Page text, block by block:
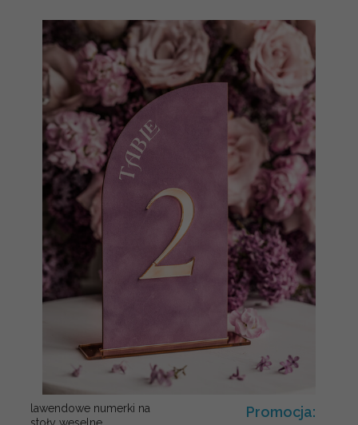
lawendowe numerki na
Promocja: